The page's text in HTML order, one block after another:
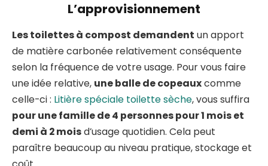
L’approvisionnement
Les toilettes à compost demandent un apport
de matière carbonée relativement conséquente
selon la fréquence de votre usage. Pour vous faire
une idée relative, une balle de copeauxcomme
celle-ci : Litière spéciale toilette sèche, vous suffira
pour une famille de 4 personnes pour 1 mois et
demi à 2 moisd’usage quotidien. Cela peut
paraître beaucoup au niveau pratique, stockage et